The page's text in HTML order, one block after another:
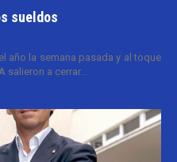
sueldos
año la semana pasada y al toque
salieron a cerrar...